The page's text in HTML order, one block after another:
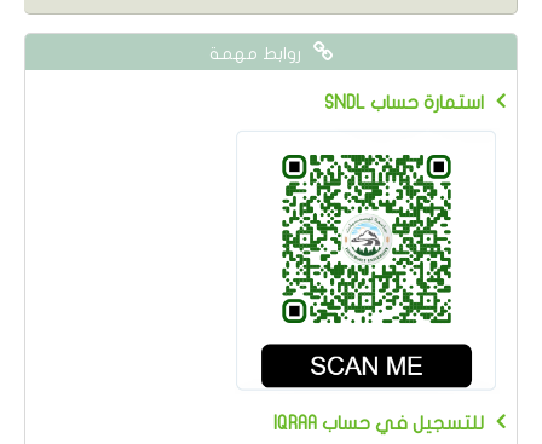
روابط مهمة
SNDL استمارة حساب
IQRAA للتسجيل في حساب